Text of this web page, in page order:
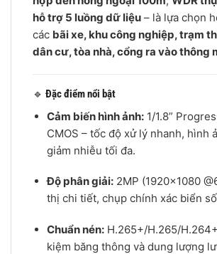
hỗ trợ 5 luồng dữ liệu – là lựa chọn
các bãi xe, khu công nghiệp, trạm
dân cư, tòa nhà, cổng ra vào thông
🔹 Đặc điểm nổi bật
Cảm biến hình ảnh:1/1.8”
CMOS – tốc độ xử lý nhanh, hình
giảm nhiễu tối đa.
Độ phân giải:2MP (1920×1080
thị chi tiết, chụp chính xác biển
Chuẩn nén:H.265+/H.265/
kiệm băng thông và dung lượng